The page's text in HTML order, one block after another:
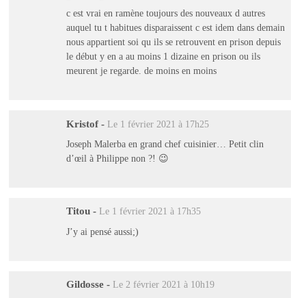
c est vrai en ramène toujours des nouveaux d autres
auquel tu t habitues disparaissent c est idem dans demain
nous appartient soi qu ils se retrouvent en prison depuis
le début y en a au moins 1 dizaine en prison ou ils
meurent je regarde. de moins en moins
Kristof - Le 1 février 2021 à 17h25
Joseph Malerba en grand chef cuisinier… Petit clin
d’œil à Philippe non ?! 😉
Titou - Le 1 février 2021 à 17h35
J’y ai pensé aussi;)
Gildosse - Le 2 février 2021 à 10h19